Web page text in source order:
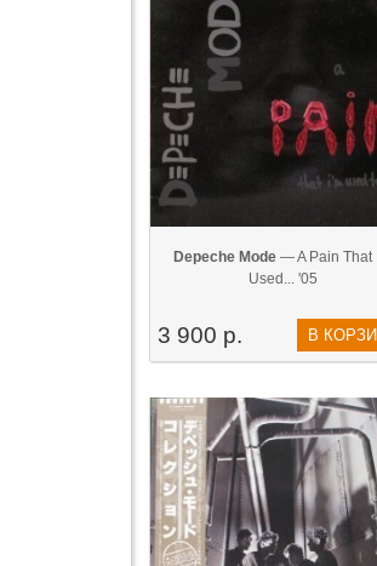
Depeche Mode— A Pain That
Used... '05
3 900 р. В